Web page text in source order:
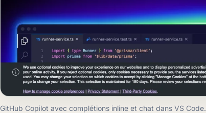
GitHub Copilot avec complétions inline et chat dans VS Code.